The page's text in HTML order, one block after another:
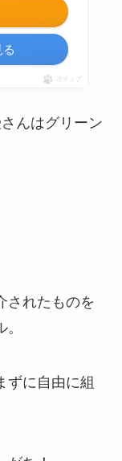
ポチップ
んはグリーン
されたものを
ずに自由に組